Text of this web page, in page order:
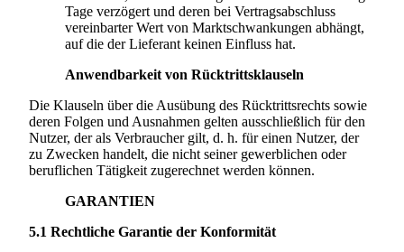
Tage verzögert und deren bei Vertragsabschluss
vereinbarter Wert von Marktschwankungen abhängt,
auf die der Lieferant keinen Einfluss hat.
Anwendbarkeit von Rücktrittsklauseln
Die Klauseln über die Ausübung des Rücktrittsrechts sowie
deren Folgen und Ausnahmen gelten ausschließlich für den
Nutzer, der als Verbraucher gilt, d. h. für einen Nutzer, der
zu Zwecken handelt, die nicht seiner gewerblichen oder
beruflichen Tätigkeit zugerechnet werden können.
GARANTIEN
5.1 Rechtliche Garantie der Konformität